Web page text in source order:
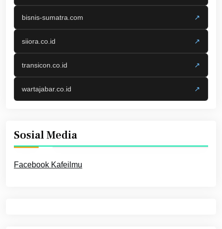
bisnis-sumatra.com ↗
siiora.co.id ↗
transicon.co.id ↗
wartajabar.co.id ↗
Sosial Media
Facebook Kafeilmu